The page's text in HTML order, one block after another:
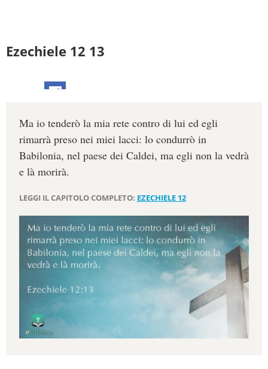
Ezechiele 12 13
Ma io tenderò la mia rete contro di lui ed egli
rimarrà preso nei miei lacci: lo condurrò in
Babilonia, nel paese dei Caldei, ma egli non la vedrà
e là morirà.
LEGGI IL CAPITOLO COMPLETO: EZECHIELE 12